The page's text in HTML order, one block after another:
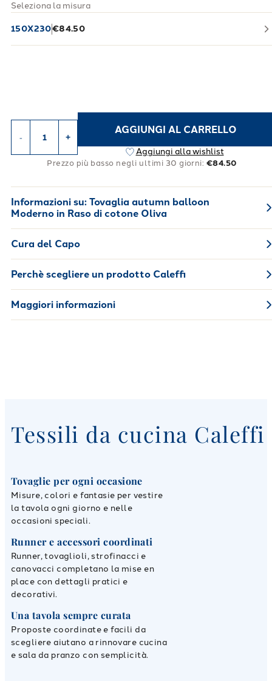
Seleziona la misura
150X230€84.50
- +
AGGIUNGI AL CARRELLO
Aggiungi alla wishlist
Prezzo più basso negli ultimi 30 giorni: €84.50
Informazioni su: Tovaglia autumn balloon
Moderno in Raso di cotone Oliva
Cura del Capo
Perchè scegliere un prodotto Caleffi
Maggiori informazioni
Tessili da cucina Caleffi
Tovaglie per ogni occasione
Misure, colori e fantasie per vestire
la tavola ogni giorno e nelle
occasioni speciali.
Runner e accessori coordinati
Runner, tovaglioli, strofinacci e
canovacci completano la mise en
place con dettagli pratici e
decorativi.
Una tavola sempre curata
Proposte coordinate e facili da
scegliere aiutano a rinnovare cucina
e sala da pranzo con semplicità.